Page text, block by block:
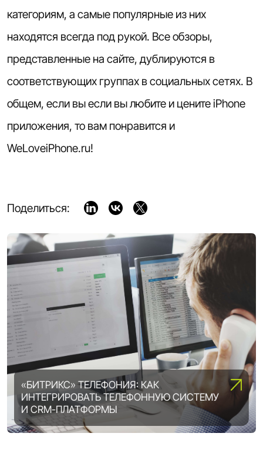
категориям, а самые популярные из них
находятся всегда под рукой. Все обзоры,
представленные на сайте, дублируются в
соответствующих группах в социальных сетях. В
общем, если вы если вы любите и цените iPhone
приложения, то вам понравится и
WeLoveiPhone.ru!
Поделиться:
«БИТРИКС» ТЕЛЕФОНИЯ: КАК
ИНТЕГРИРОВАТЬ ТЕЛЕФОННУЮ СИСТЕМУ
И CRM-ПЛАТФОРМЫ
ВОЗМОЖНОСТИ «1С-БИТРИКС»:
ВЫБИРАЕМ ОПТИМАЛЬНУЮ ЛИЦЕНЗИЮ
DIGITAL ТРАНСФОРМАЦИЯ ПРЕДПРИЯТИЯ:
5 ШАГОВ, ЧТОБЫ ВСЕ ПОЛУЧИЛОСЬ